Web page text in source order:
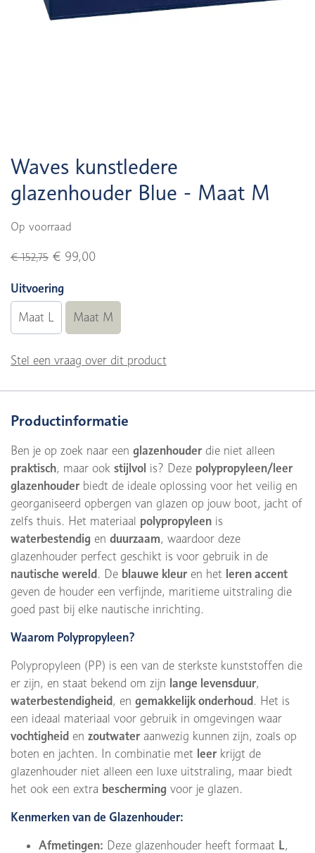
Waves kunstledere
glazenhouder Blue - Maat M
Op voorraad
€ 152,75 € 99,00
Uitvoering
Maat L Maat M
Stel een vraag over dit product
Productinformatie
Ben je op zoek naar een glazenhouderdie niet alleen
praktisch, maar ook stijlvol is? Deze polypropyleen/leer
glazenhouderbiedt de ideale oplossing voor het veilig en
georganiseerd opbergen van glazen op jouw boot, jacht of
zelfs thuis. Het materiaal polypropyleen is
waterbestendig en duurzaam, waardoor deze
glazenhouder perfect geschikt is voor gebruik in de
nautische wereld . De blauwe kleuren het leren accent
geven de houder een verfijnde, maritieme uitstraling die
goed past bij elke nautische inrichting.
Waarom Polypropyleen?
Polypropyleen (PP) is een van de sterkste kunststoffen die
er zijn, en staat bekend om zijn lange levensduur,
waterbestendigheid, en gemakkelijk onderhoud . Het is
een ideaal materiaal voor gebruik in omgevingen waar
vochtigheid en zoutwateraanwezig kunnen zijn, zoals op
boten en jachten. In combinatie met leerkrijgt de
glazenhouder niet alleen een luxe uitstraling, maar biedt
het ook een extra bescherming voor je glazen.
Kenmerken van de Glazenhouder:
Afmetingen: Deze glazenhouder heeft formaat L,